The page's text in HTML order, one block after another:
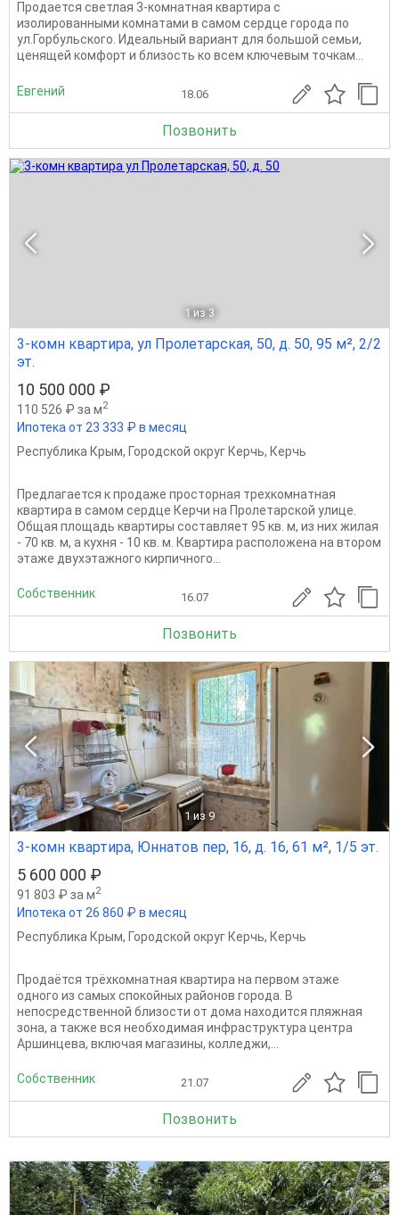
Продается светлая 3-комнатная квартира с
изолированными комнатами в самом сердце города по
ул.Горбульского. Идеальный вариант для большой семьи,
ценящей комфорт и близость ко всем ключевым точкам...
Евгений 18.06
Позвонить
1 из 3
3-комн квартира, ул Пролетарская, 50, д. 50, 95 м², 2/2
эт.
10 500 000 ₽
110 526 ₽ за м2
Ипотека от 23 333 ₽ в месяц
Республика Крым, Городской округ Керчь, Керчь
Предлагается к продаже просторная трехкомнатная
квартира в самом сердце Керчи на Пролетарской улице.
Общая площадь квартиры составляет 95 кв. м, из них жилая
- 70 кв. м, а кухня - 10 кв. м. Квартира расположена на втором
этаже двухэтажного кирпичного...
Собственник 16.07
Позвонить
1 из 9
3-комн квартира, Юннатов пер, 16, д. 16, 61 м², 1/5 эт.
5 600 000 ₽
91 803 ₽ за м2
Ипотека от 26 860 ₽ в месяц
Республика Крым, Городской округ Керчь, Керчь
Продаётся трёхкомнатная квартира на первом этаже
одного из самых спокойных районов города. В
непосредственной близости от дома находится пляжная
зона, а также вся необходимая инфраструктура центра
Аршинцева, включая магазины, колледжи,...
Собственник 21.07
Позвонить